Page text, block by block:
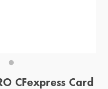
CFexpress Card